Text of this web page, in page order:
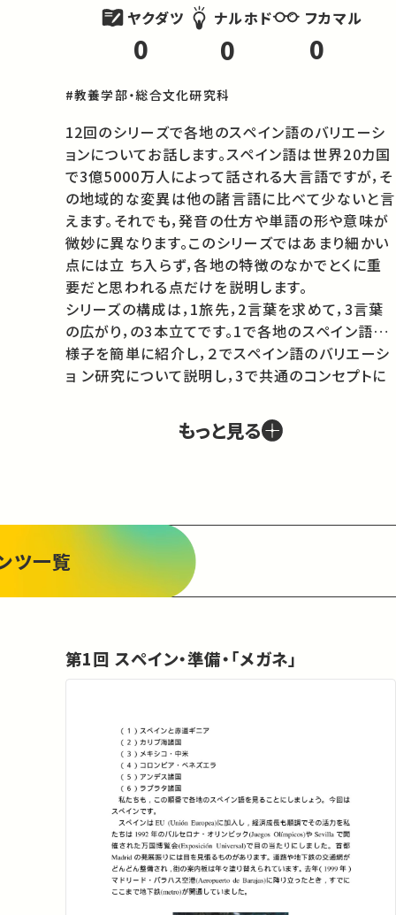
ヤクダツ
0
ナルホド
0
フカマル
0
#教養学部・総合文化研究科
12回のシリーズで各地のスペイン語のバリエーシ
ョンについてお話します。スペイン語は世界20カ国
で3億5000万人によって話される大言語ですが，そ
の地域的な変異は他の諸言語に比べて少ないと言
えます。それでも，発音の仕方や単語の形や意味が
微妙に異なります。このシリーズではあまり細かい
点には立 ち入らず，各地の特徴のなかでとくに重
要だと思われる点だけを説明します。
シリーズの構成は，1旅先，2言葉を求めて，3言葉
の広がり，の3本立てです。1で各地のスペイン語の
様子を簡単に紹介し，２でスペイン語のバリエーシ
ョ ン研究について説明し，3で共通のコンセプトに
ょう。私たちの研究グループの調査結果の一部をピ
ックアッ プします。もっと見る
ツ一覧
第1回 スペイン・準備・「メガネ」